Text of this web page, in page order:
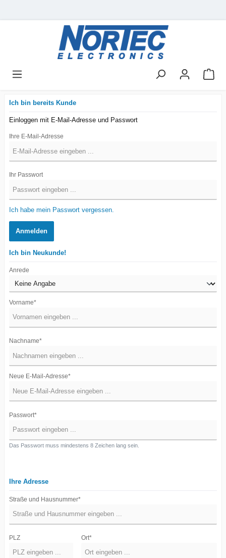
Ich bin bereits Kunde
Einloggen mit E-Mail-Adresse und Passwort
Ihre E-Mail-Adresse
Ihr Passwort
Ich habe mein Passwort vergessen.
Anmelden
Ich bin Neukunde!
Anrede
Vorname*
Nachname*
Neue E-Mail-Adresse*
Passwort*
Das Passwort muss mindestens 8 Zeichen lang sein.
Ihre Adresse
Straße und Hausnummer*
PLZ Ort*